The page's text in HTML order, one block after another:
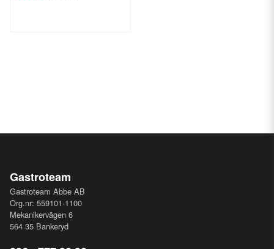
Gastroteam
Gastroteam Abbe AB
Org.nr: 559101-1100
Mekanikervägen 6
564 35 Bankeryd